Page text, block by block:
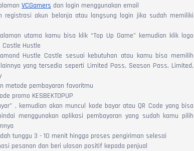
VCGamers dan login menggunakan email
registrasi akun belanja atau langsung login jika sudah memiliki
utama kamu bisa klik “Top Up Game” kemudian klik logo
Castle Hustle
Hustle Castle sesuai kebutuhan atau kamu bisa memilih
yang tersedia seperti Limited Pass, Season Pass, Limited,
metode pembayaran favoritmu
promo KESBEKTOPUP
, kemudian akan muncul kode bayar atau QR Code yang bisa
menggunakan aplikasi pembayaran yang sudah kamu pilih
tunggu 3 - 10 menit hingga proses pengiriman selesai
pesanan dan beri ulasan positif kepada penjual